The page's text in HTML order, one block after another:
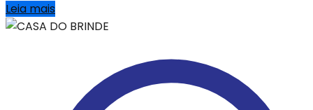
Leia mais